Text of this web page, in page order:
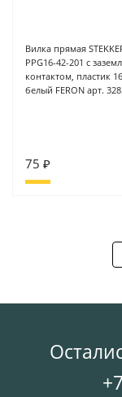
Вилка прямая
PPG16-42-201 с
контактом, пластик
белый FERON арт.
75 ₽